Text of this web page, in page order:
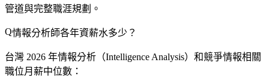
管道與完整職涯規劃。
情報分析師各年資薪水多少？
台灣 2026 年情報分析（Intelligence Analysis）和競爭情報相關
職位月薪中位數：